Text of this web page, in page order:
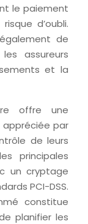
le paiement
d’oubli.
de
assureurs
et la
offre une
par
de leurs
principales
un cryptage
PCI-DSS.
constitue
planifier les